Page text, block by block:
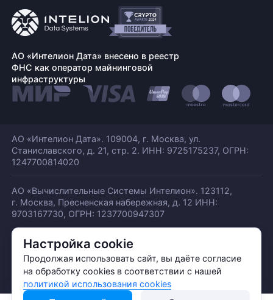
Настройка cookie
Продолжая использовать сайт, вы даёте согласие
на обработку cookies в соответствии с нашей
политикой использования cookies
АО «Интелион Дата» внесено в реестр
ФНС как оператор майнинговой
инфраструктуры
АО «Интелион Дата». 109004, г. Москва, ул.
Станиславского, д. 21, стр. 2. ИНН: 9725175237, ОГРН:
1247700814020
АО «Вычислительные Системы Интелион». 123112,
г. Москва, Пресненская набережная, д. 12 ИНН:
9703167730, ОГРН: 1237700947307
© АО «ИНТЕЛИОН ДАТА» 2026
Политика обработки ПДн
Политика конфиденциальности
Политика использования куки